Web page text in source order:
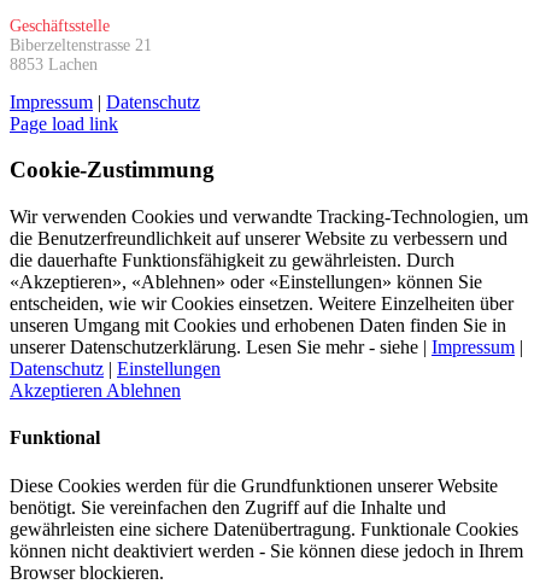
Geschäftsstelle
Biberzeltenstrasse 21
8853 Lachen
Impressum | Datenschutz
Page load link
Cookie-Zustimmung
Wir verwenden Cookies und verwandte Tracking-Technologien, um
die Benutzerfreundlichkeit auf unserer Website zu verbessern und
die dauerhafte Funktionsfähig­keit zu gewährleisten. Durch
«Akzeptieren», «Ablehnen» oder «Einstellungen» können Sie
entscheiden, wie wir Cookies einsetzen. Weitere Einzelheiten über
unseren Umgang mit Cookies und erhobenen Daten finden Sie in
unserer Datenschutzerklärung. Lesen Sie mehr - siehe | Impressum |
Datenschutz | Einstellungen
Akzeptieren Ablehnen
Funktional
Diese Cookies werden für die Grundfunktionen unserer Website
benötigt. Sie vereinfachen den Zugriff auf die Inhalte und
gewährleisten eine sichere Datenübertragung. Funktionale Cookies
können nicht deaktiviert werden - Sie können diese jedoch in Ihrem
Browser blockieren.